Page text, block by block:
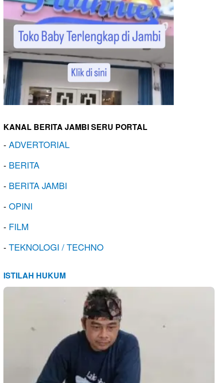
KANAL BERITA JAMBI SERU PORTAL
-ADVERTORIAL
- BERITA
- BERITA JAMBI
-OPINI
- FILM
-TEKNOLOGI / TECHNO
ISTILAH HUKUM